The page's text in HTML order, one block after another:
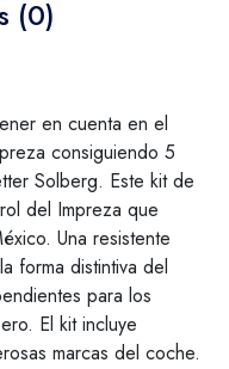
(0)
en cuenta en el
consiguiendo 5
Solberg. Este kit de
del Impreza que
Una resistente
forma distintiva del
para los
El kit incluye
marcas del coche.